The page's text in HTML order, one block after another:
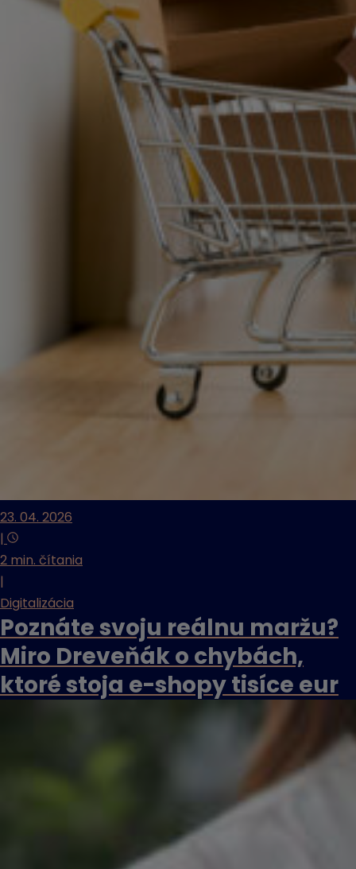
23. 04. 2026
|
2 min. čítania
|
Digitalizácia
Poznáte svoju reálnu maržu?
Miro Dreveňák o chybách,
ktoré stoja e-shopy tisíce eur